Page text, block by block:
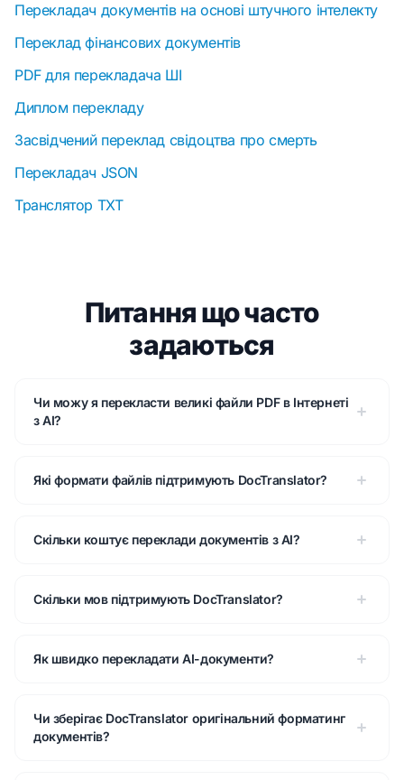
Перекладач документів на основі штучного інтелекту
Переклад фінансових документів
PDF для перекладача ШІ
Диплом перекладу
Засвідчений переклад свідоцтва про смерть
Перекладач JSON
Транслятор TXT
Питання що часто
задаються
Чи можу я перекласти великі файли PDF в Інтернеті
з AI?
Які формати файлів підтримують DocTranslator?
Скільки коштує переклади документів з AI?
Скільки мов підтримують DocTranslator?
Як швидко перекладати AI-документи?
Чи зберігає DocTranslator оригінальний форматинг
документів?